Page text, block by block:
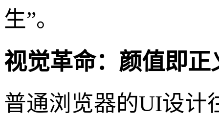
生”。
视觉革命：颜值即
普通浏览器的UI设计